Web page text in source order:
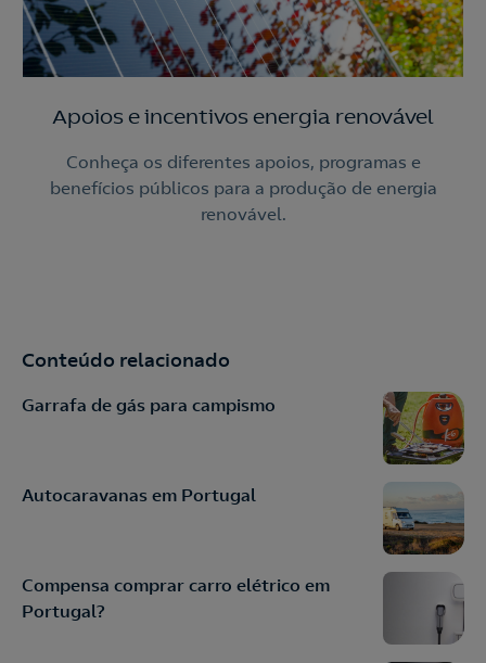
Apoios e incentivos energia renovável
Conheça os diferentes apoios, programas e
benefícios públicos para a produção de energia
renovável.
Conteúdo relacionado
Garrafa de gás para campismo
Autocaravanas em Portugal
Compensa comprar carro elétrico em
Portugal?